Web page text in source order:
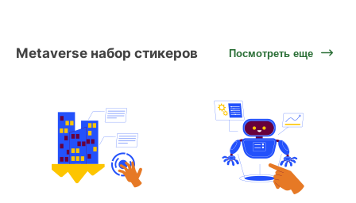
Metaverse набор стикеров Посмотреть еще